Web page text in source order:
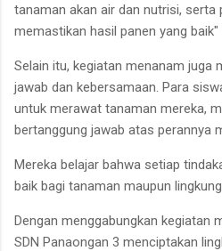
tanaman akan air dan nutrisi,
memastikan hasil panen yang
Selain itu, kegiatan menanam juga
jawab dan kebersamaan. Para
untuk merawat tanaman mereka,
bertanggung jawab atas perannya
Mereka belajar bahwa setiap
baik bagi tanaman maupun
Dengan menggabungkan kegiatan
SDN Panaongan 3 menciptakan